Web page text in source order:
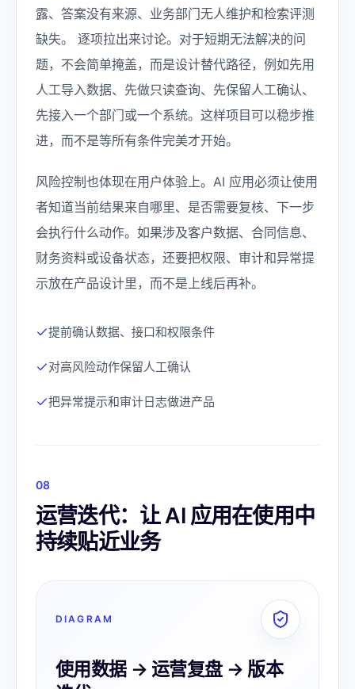
露、答案没有来源、业务部门无人维护和检索评测
缺失。 逐项拉出来讨论。对于短期无法解决的问
题，不会简单掩盖，而是设计替代路径，例如先用
人工导入数据、先做只读查询、先保留人工确认、
先接入一个部门或一个系统。这样项目可以稳步推
进，而不是等所有条件完美才开始。
风险控制也体现在用户体验上。AI 应用必须让使用
者知道当前结果来自哪里、是否需要复核、下一步
会执行什么动作。如果涉及客户数据、合同信息、
财务资料或设备状态，还要把权限、审计和异常提
示放在产品设计里，而不是上线后再补。
提前确认数据、接口和权限条件
对高风险动作保留人工确认
把异常提示和审计日志做进产品
08
运营迭代：让 AI 应用在使用中
持续贴近业务
DIAGRAM
使用数据 → 运营复盘 → 版本